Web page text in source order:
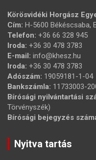
Körösvidéki Horgász
Cím: H-5600 Békéscsaba,
Telefon: +36 66 328 945
Iroda: +36 30 478 3783
E-mail: info@khesz.hu
Iroda: +36 30 478 3783
Adószám: 19059181-1-04
Bankszámla: 11733003-
Bírósági nyilvántartási
Törvényszék)
Bírósági bejegyzés
Nyitva tartás